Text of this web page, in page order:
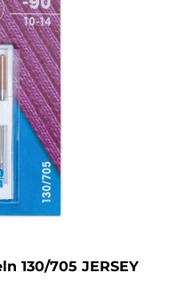
130/705 JERSEY